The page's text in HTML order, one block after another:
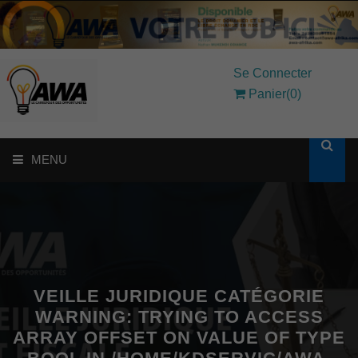
Se Connecter
Panier(0)
MENU
MON COMPTE
AWASHOP
VEILLE JURIDIQUE CATÉGORIE
WARNING: TRYING TO ACCESS
ARRAY OFFSET ON VALUE OF TYPE